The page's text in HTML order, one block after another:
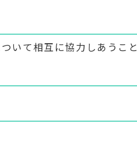
いて相互に協力しあうこと